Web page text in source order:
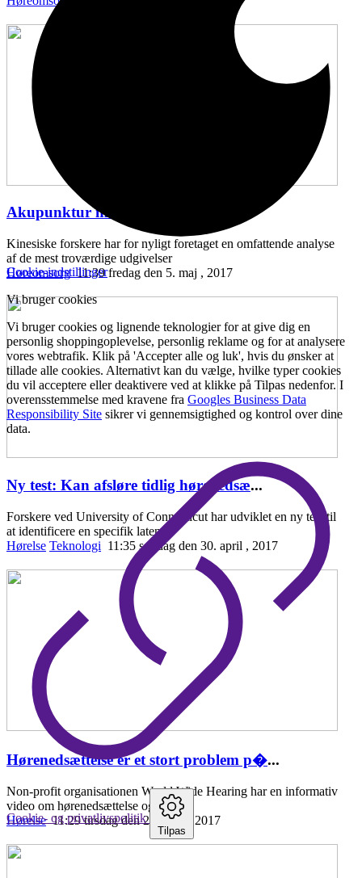
Akupunktur mod hørenedsættelse
Kinesiske forskere har for nyligt foretaget en omfattende analyse
af de mest troværdige udgivelser
Høreomsorg 11:39 fredag den 5. maj , 2017
Ny test: Kan afsløre tidlig hørenedsæ...
Forskere ved University of Connecticut har udviklet en ny test til
at identificere en specifik laten
Hørelse Teknologi 11:35 søndag den 30. april , 2017
Hørenedsættelse er et stort problem p�...
Non-profit organisationen World Wide Hearing har en informativ
video om hørenedsættelse og fordele
Hørelse 11:29 tirsdag den 25. april , 2017
Cookie-indstillinger
Vi bruger cookies
Vi bruger cookies og lignende teknologier for at give dig en
personlig shoppingoplevelse, personlig reklame og for at analysere
vores webtrafik. Klik på 'Accepter alle og luk', hvis du ønsker at
tillade alle cookies. Alternativt kan du vælge, hvilke typer cookies
du vil acceptere eller deaktivere ved at klikke på Tilpas nedenfor. I
overensstemmelse med kravene fra Googles Business Data
Responsibility Site sikrer vi gennemsigtighed og kontrol over dine
data.
Cookie- og privatlivspolitik
Tilpas